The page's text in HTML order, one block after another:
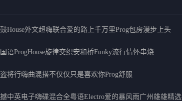
House外文超嗨联合爱的路上千万里Prog包房漫步上头
语ProgHouse旋律交织安和桥Funky流行情怀串烧
将行嗨曲混搭不仅仅只是喜欢你Prog舒服
中英电子嗨碟混合全粤语Electro爱的暴风雨广州雄雄精选